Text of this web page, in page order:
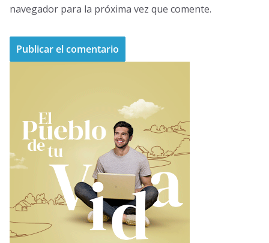
navegador para la próxima vez que comente.
n
a
i
v
e